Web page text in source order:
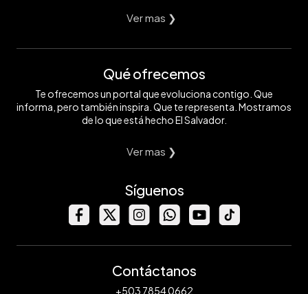
Ver mas ❯
Qué ofrecemos
Te ofrecemos un portal que evoluciona contigo. Que
informa, pero también inspira. Que te representa. Mostramos
de lo que está hecho El Salvador.
Ver mas ❯
Síguenos
Contáctanos
+503 7854 0662